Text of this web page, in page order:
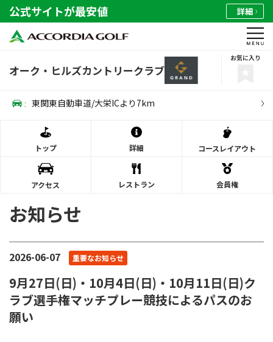
公式サイトが最安値 詳細
オーク・ヒルズカントリークラブ
お気に入り
: 東関東自動車道/大栄ICより7km
トップ 詳細 コースレイアウト
アクセス レストラン 会員権
お知らせ
2026-06-07 重要なお知らせ
9月27日(日)・10月4日(日)・10月11日(日)ク
ラブ選手権マッチプレー競技によるパスのお
願い